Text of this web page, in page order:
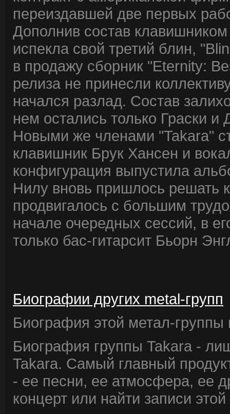
переиздавшей две первых
Дополнив состав
испекла свой третий блин,
в продажу сборник "Eternity:
релиза не принесли
начался разлад. Состав
нем остались только Граски и
Новыми же членами "Takara"
клавишник Брук Хансен и
конфигурация выпустила
Нилу вновь пришлось решать
продвигалось с большим
начале очередных сессий, в
только бас-гитарсит Бьорн
Биографии других metal-групп
Биография этой метал-группы
Биография группы Takara -
Takara. Самый главный
- ее песни, ее атмосфера, ее
концерт или найти записи